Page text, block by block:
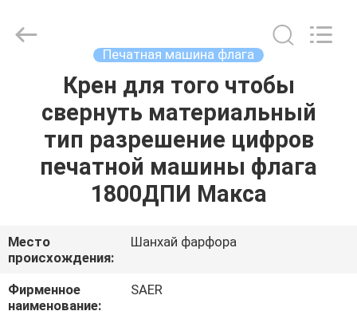
ГЛАВНАЯ
СТРАНИЦА
ПРОДУКЦИЯ
О
КОМПАНИИ
Supplier
Печатная машина флага
Крен для того чтобы
свернуть материальный
тип разрешение цифров
печатной машины флага
1800ДПИ Макса
Место
происхождения:
Шанхай фарфора
Фирменное
наименование:
SAER